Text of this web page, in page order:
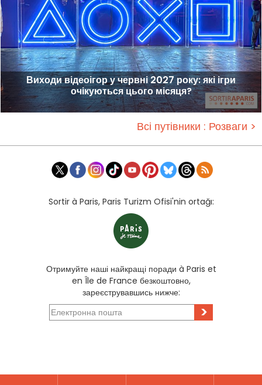
Виходи відеоігор у червні 2027 року: які ігри
очікуються цього місяця?
Всі путівники : Розваги >
Sortir à Paris, Paris Turizm Ofisi'nin ortağı:
Отримуйте наші найкращі поради à Paris et
en Île de France безкоштовно,
зареєструвавшись нижче:
>